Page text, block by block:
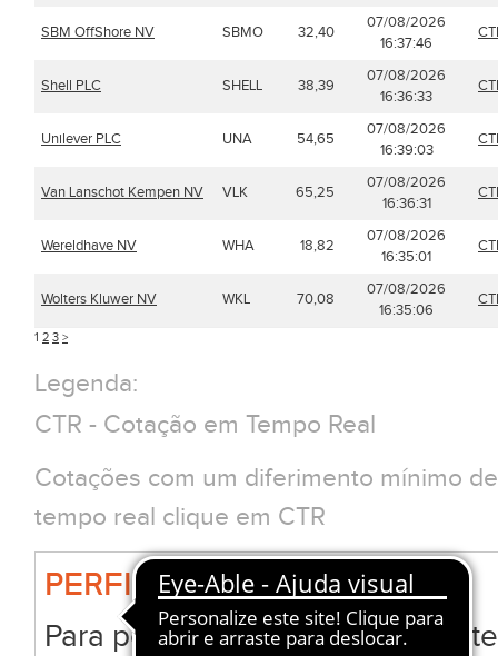
SBM OffShore NV SBMO 32,40
07/08/2026
16:37:46
Shell PLC SHELL 38,39
07/08/2026
16:36:33
Unilever PLC UNA 54,65
07/08/2026
16:39:03
Van Lanschot Kempen NV VLK 65,25
07/08/2026
16:36:31
Wereldhave NV WHA 18,82
07/08/2026
16:35:01
Wolters Kluwer NV WKL 70,08
07/08/2026
16:35:06
1 2 3 >
Legenda:
CTR - Cotação em Tempo Real
Cotações com um diferimento mínimo
tempo real clique em CTR
PERFIL BIG
Para permitir que todos os